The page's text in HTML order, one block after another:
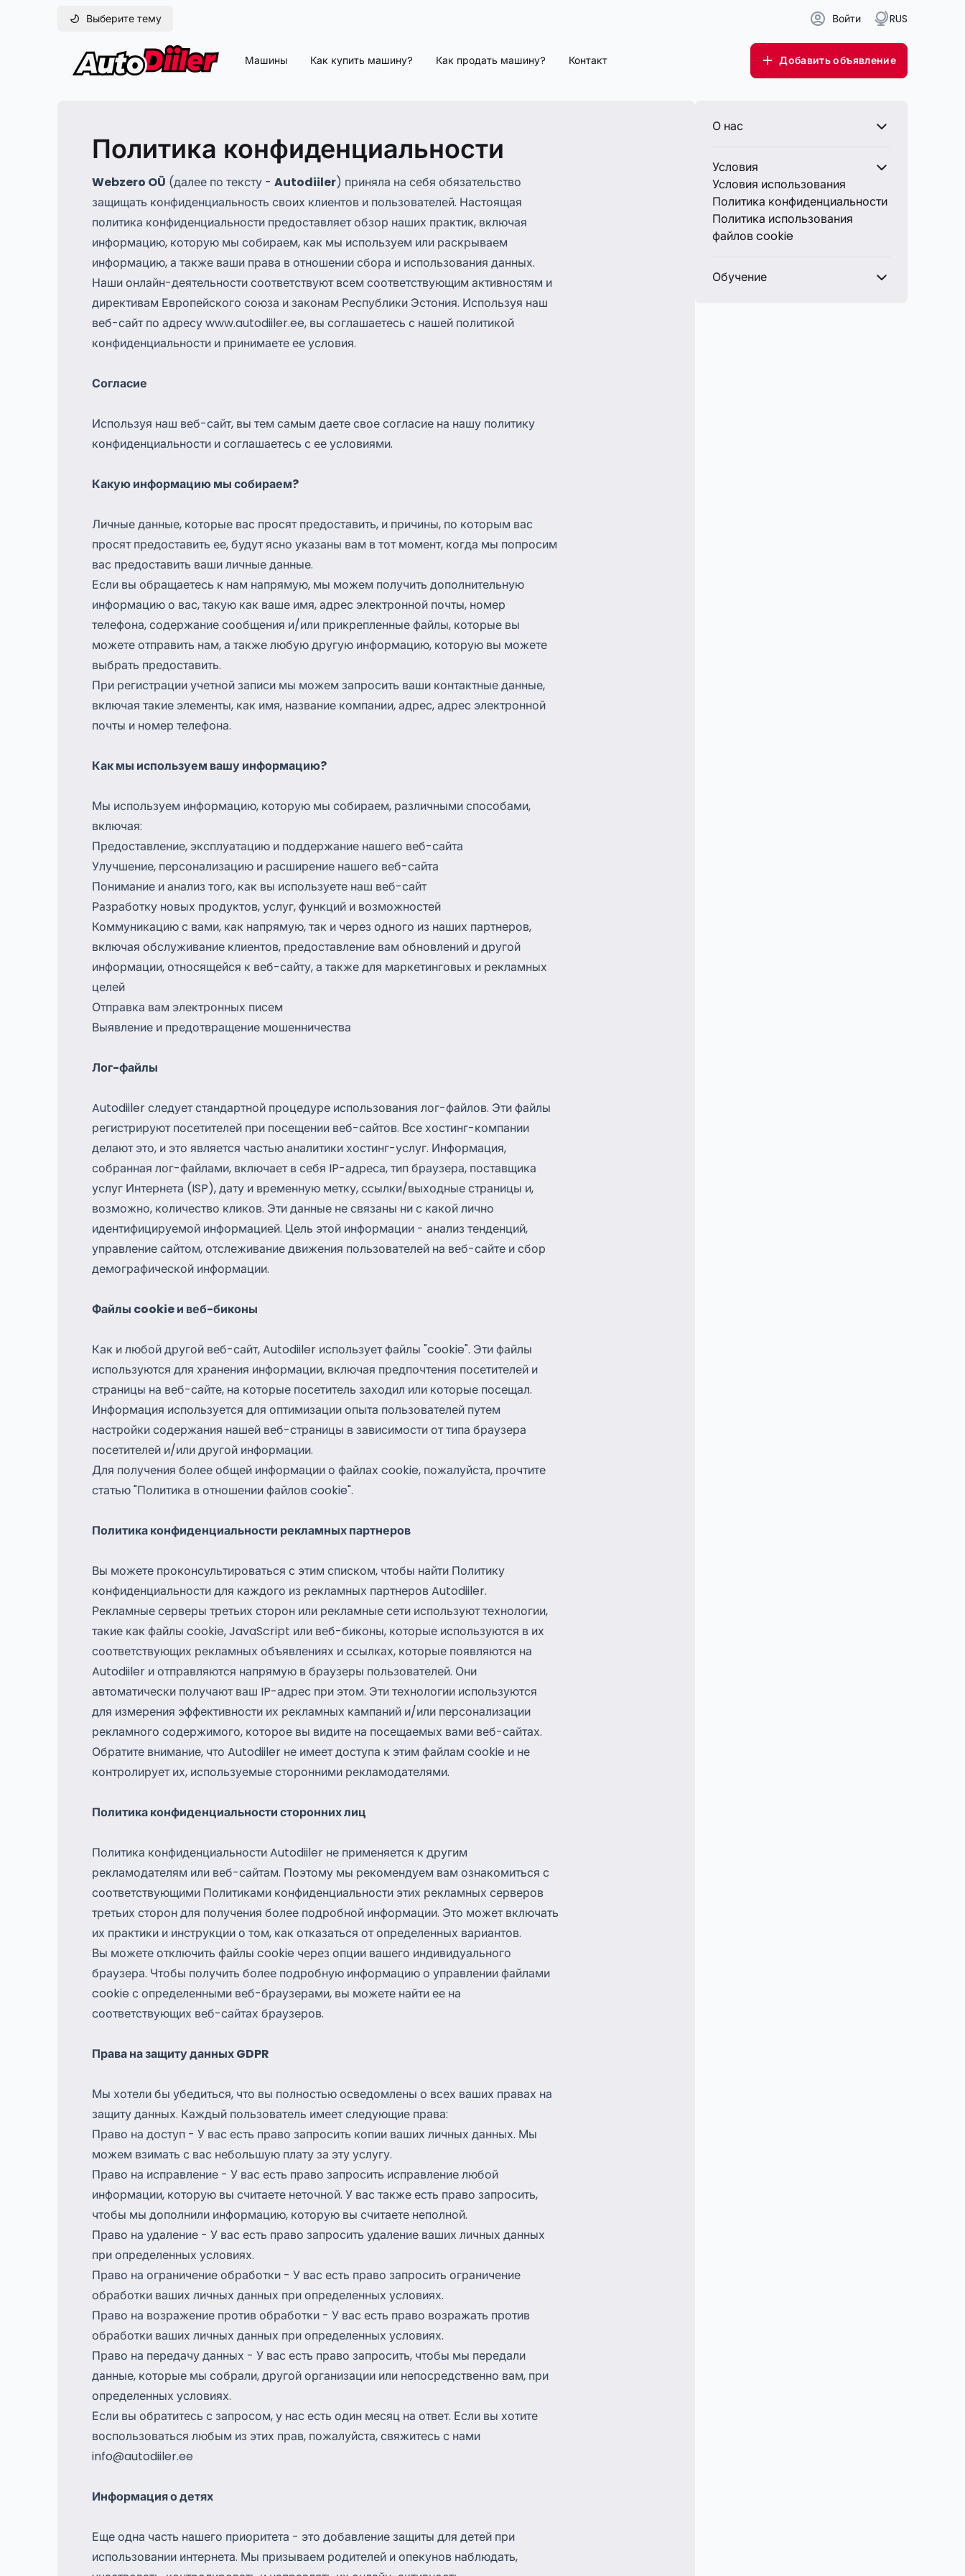
Выберите тему Войти RUS
Машины Как купить машину? Как продать машину? Контакт Добавить объявление
Политика конфиденциальности
Webzero OÜ (далее по тексту - Autodiiler) приняла на себя обязательство
защищать конфиденциальность своих клиентов и пользователей. Настоящая
политика конфиденциальности предоставляет обзор наших практик, включая
информацию, которую мы собираем, как мы используем или раскрываем
информацию, а также ваши права в отношении сбора и использования данных.
Наши онлайн-деятельности соответствуют всем соответствующим активностям и
директивам Европейского союза и законам Республики Эстония. Используя наш
веб-сайт по адресу www.autodiiler.ee, вы соглашаетесь с нашей политикой
конфиденциальности и принимаете ее условия.
Согласие
Используя наш веб-сайт, вы тем самым даете свое согласие на нашу политику
конфиденциальности и соглашаетесь с ее условиями.
Какую информацию мы собираем?
Личные данные, которые вас просят предоставить, и причины, по которым вас
просят предоставить ее, будут ясно указаны вам в тот момент, когда мы попросим
вас предоставить ваши личные данные.
Если вы обращаетесь к нам напрямую, мы можем получить дополнительную
информацию о вас, такую как ваше имя, адрес электронной почты, номер
телефона, содержание сообщения и/или прикрепленные файлы, которые вы
можете отправить нам, а также любую другую информацию, которую вы можете
выбрать предоставить.
При регистрации учетной записи мы можем запросить ваши контактные данные,
включая такие элементы, как имя, название компании, адрес, адрес электронной
почты и номер телефона.
Как мы используем вашу информацию?
Мы используем информацию, которую мы собираем, различными способами,
включая:
Предоставление, эксплуатацию и поддержание нашего веб-сайта
Улучшение, персонализацию и расширение нашего веб-сайта
Понимание и анализ того, как вы используете наш веб-сайт
Разработку новых продуктов, услуг, функций и возможностей
Коммуникацию с вами, как напрямую, так и через одного из наших партнеров,
включая обслуживание клиентов, предоставление вам обновлений и другой
информации, относящейся к веб-сайту, а также для маркетинговых и рекламных
целей
Отправка вам электронных писем
Выявление и предотвращение мошенничества
Лог-файлы
Autodiiler следует стандартной процедуре использования лог-файлов. Эти файлы
регистрируют посетителей при посещении веб-сайтов. Все хостинг-компании
делают это, и это является частью аналитики хостинг-услуг. Информация,
собранная лог-файлами, включает в себя IP-адреса, тип браузера, поставщика
услуг Интернета (ISP), дату и временную метку, ссылки/выходные страницы и,
возможно, количество кликов. Эти данные не связаны ни с какой лично
идентифицируемой информацией. Цель этой информации - анализ тенденций,
управление сайтом, отслеживание движения пользователей на веб-сайте и сбор
демографической информации.
Файлы cookie и веб-биконы
Как и любой другой веб-сайт, Autodiiler использует файлы "cookie". Эти файлы
используются для хранения информации, включая предпочтения посетителей и
страницы на веб-сайте, на которые посетитель заходил или которые посещал.
Информация используется для оптимизации опыта пользователей путем
настройки содержания нашей веб-страницы в зависимости от типа браузера
посетителей и/или другой информации.
Для получения более общей информации о файлах cookie, пожалуйста, прочтите
статью "Политика в отношении файлов cookie".
Политика конфиденциальности рекламных партнеров
Вы можете проконсультироваться с этим списком, чтобы найти Политику
конфиденциальности для каждого из рекламных партнеров Autodiiler.
Рекламные серверы третьих сторон или рекламные сети используют технологии,
такие как файлы cookie, JavaScript или веб-биконы, которые используются в их
соответствующих рекламных объявлениях и ссылках, которые появляются на
Autodiiler и отправляются напрямую в браузеры пользователей. Они
автоматически получают ваш IP-адрес при этом. Эти технологии используются
для измерения эффективности их рекламных кампаний и/или персонализации
рекламного содержимого, которое вы видите на посещаемых вами веб-сайтах.
Обратите внимание, что Autodiiler не имеет доступа к этим файлам cookie и не
контролирует их, используемые сторонними рекламодателями.
Политика конфиденциальности сторонних лиц
Политика конфиденциальности Autodiiler не применяется к другим
рекламодателям или веб-сайтам. Поэтому мы рекомендуем вам ознакомиться с
соответствующими Политиками конфиденциальности этих рекламных серверов
третьих сторон для получения более подробной информации. Это может включать
их практики и инструкции о том, как отказаться от определенных вариантов.
Вы можете отключить файлы cookie через опции вашего индивидуального
браузера. Чтобы получить более подробную информацию о управлении файлами
cookie с определенными веб-браузерами, вы можете найти ее на
соответствующих веб-сайтах браузеров.
Права на защиту данных GDPR
Мы хотели бы убедиться, что вы полностью осведомлены о всех ваших правах на
защиту данных. Каждый пользователь имеет следующие права:
Право на доступ - У вас есть право запросить копии ваших личных данных. Мы
можем взимать с вас небольшую плату за эту услугу.
Право на исправление - У вас есть право запросить исправление любой
информации, которую вы считаете неточной. У вас также есть право запросить,
чтобы мы дополнили информацию, которую вы считаете неполной.
Право на удаление - У вас есть право запросить удаление ваших личных данных
при определенных условиях.
Право на ограничение обработки - У вас есть право запросить ограничение
обработки ваших личных данных при определенных условиях.
Право на возражение против обработки - У вас есть право возражать против
обработки ваших личных данных при определенных условиях.
Право на передачу данных - У вас есть право запросить, чтобы мы передали
данные, которые мы собрали, другой организации или непосредственно вам, при
определенных условиях.
Если вы обратитесь с запросом, у нас есть один месяц на ответ. Если вы хотите
воспользоваться любым из этих прав, пожалуйста, свяжитесь с нами
info@autodiiler.ee
Информация о детях
Еще одна часть нашего приоритета - это добавление защиты для детей при
использовании интернета. Мы призываем родителей и опекунов наблюдать,
О нас
Условия
Условия использования
Политика конфиденциальности
Политика использования
файлов cookie
Обучение